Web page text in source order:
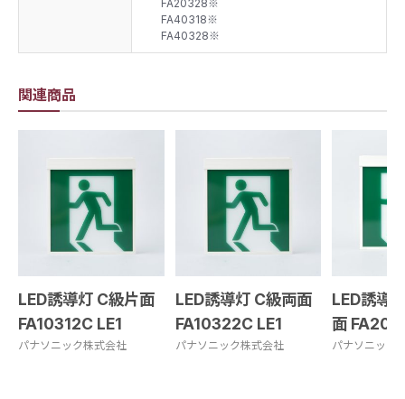
関連商品
LED誘導灯 C級片面
FA10312C LE1
パナソニック株式会社
LED誘導灯 C級両面
FA10322C LE1
パナソニック株式会社
LED誘導
面
パナソニック
FA20328※
FA40318※
FA40328※